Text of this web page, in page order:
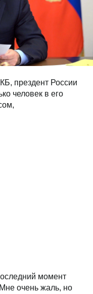
прездент России
человек в его
момент
очень жаль, но